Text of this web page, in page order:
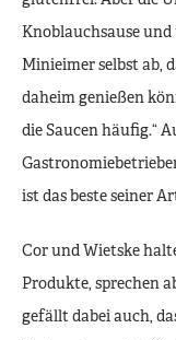
Knoblauchsause und
Minieimer selbst ab,
daheim genießen
die Saucen häufig.“
ist das beste seiner
Cor und Wietske
Produkte, sprechen
gefällt dabei auch,